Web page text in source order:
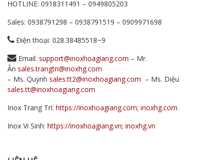
HOTLINE: 0918311491 – 0949805203
Sales: 0938791298 – 0938791519 – 0909971698
Điện thoại: 028.38485518~9
Email: support@inoxhoagiang.com – Mr.
Ân sales.trangtri@inoxhg.com
– Ms. Quỳnh sales.tt2@inoxhoagiang.com – Ms. Diệu
sales.tt@inoxhoagiang.com
Inox Trang Trí: https://inoxhoagiang.com; inoxhg.com
Inox Vi Sinh: https://inoxhoagiang.vn; inoxhg.vn